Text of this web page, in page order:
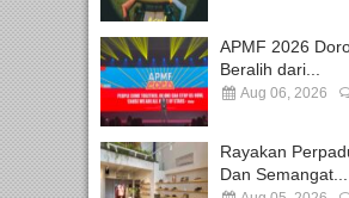
APMF 2026
Beralih dari...
Aug 06, 2026
Rayakan
Dan Semangat...